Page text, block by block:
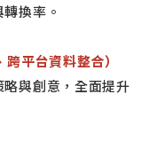
換率。
平台資料整合）
與創意，全面提升